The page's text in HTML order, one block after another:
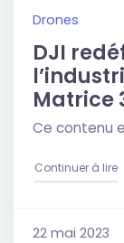
DJI
Matrice
Drones
Ce contenu
Continuer à lire
22 mai 2023